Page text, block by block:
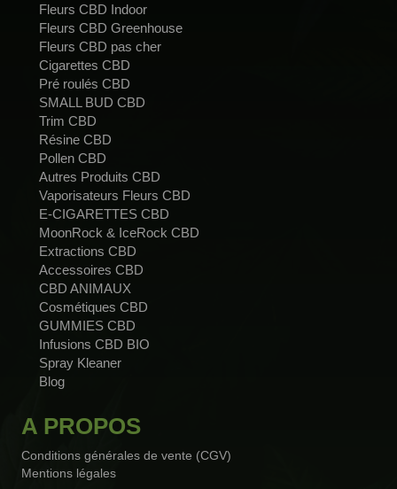
Fleurs CBD Indoor
Fleurs CBD Greenhouse
Fleurs CBD pas cher
Cigarettes CBD
Pré roulés CBD
SMALL BUD CBD
Trim CBD
Résine CBD
Pollen CBD
Autres Produits CBD
Vaporisateurs Fleurs CBD
E-CIGARETTES CBD
MoonRock & IceRock CBD
Extractions CBD
Accessoires CBD
CBD ANIMAUX
Cosmétiques CBD
GUMMIES CBD
Infusions CBD BIO
Spray Kleaner
Blog
A PROPOS
Conditions générales de vente (CGV)
Mentions légales